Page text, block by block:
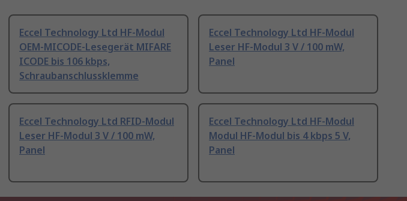
Eccel Technology Ltd HF-Modul
OEM-MICODE-Lesegerät MIFARE
ICODE bis 106 kbps,
Schraubanschlussklemme
Eccel Technology Ltd HF-Modul
Leser HF-Modul 3 V / 100 mW,
Panel
Eccel Technology Ltd RFID-Modul
Leser HF-Modul 3 V / 100 mW,
Panel
Eccel Technology Ltd HF-Modul
Modul HF-Modul bis 4 kbps 5 V,
Panel